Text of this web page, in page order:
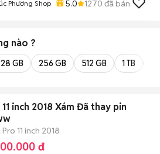
Phương Shop 5.0 1270 đã bán
nào ?
GB 256 GB 512 GB 1 TB
inch 2018 Xám Đã thay pin
Pro 11 inch 2018
đ